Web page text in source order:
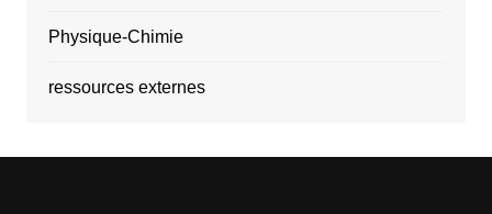
Physique-Chimie
ressources externes